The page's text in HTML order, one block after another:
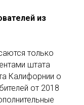
из
только
штата
Калифорнии о
от 2018